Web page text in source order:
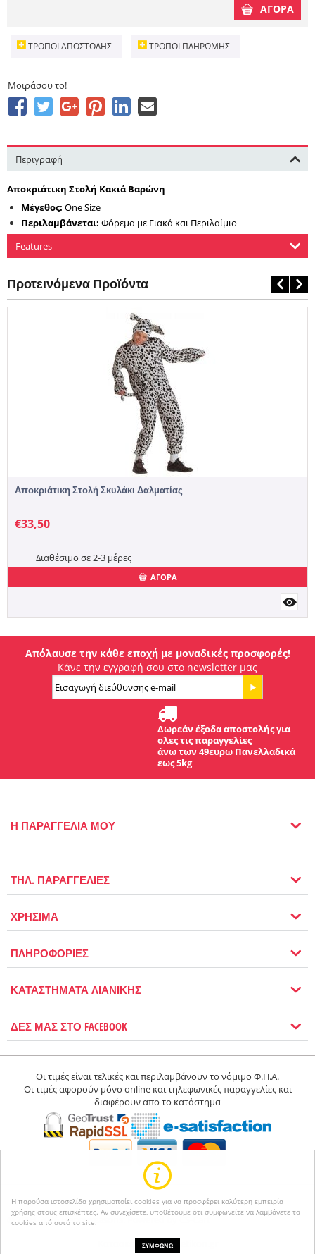
Η παρούσα ιστοσελίδα χρησιμοποίει cookies για να προσφέρει καλύτερη εμπειρία
χρήσης στους επισκέπτες. Αν συνεχίσετε, υποθέτουμε ότι συμφωνείτε να λαμβάνετε τα
cookies από αυτό το site.
ΣΥΜΦΩΝΩ
ΑΓΟΡΑ
ΤΡΌΠΟΙ ΑΠΟΣΤΟΛΉΣ ΤΡΌΠΟΙ ΠΛΗΡΩΜΉΣ
Μοιράσου το!
Περιγραφή
Αποκριάτικη Στολή Κακιά Βαρώνη
Μέγεθος: One Size
Περιλαμβάνεται: Φόρεμα με Γιακά και Περιλαίμιο
Features
Προτεινόμενα Προϊόντα
Αποκριάτικη Στολή Σκυλάκι Δαλματίας
€33,50
Διαθέσιμο σε 2-3 μέρες
ΑΓΟΡΑ
Απόλαυσε την κάθε εποχή με μοναδικές προσφορές!
Κάνε την εγγραφή σου στο newsletter μας
Δωρεάν έξοδα αποστολής για
ολες τις παραγγελίες
άνω των 49ευρω Πανελλαδικά
εως 5kg
Η ΠΑΡΑΓΓΕΛΙΑ ΜΟΥ
ΤΗΛ. ΠΑΡΑΓΓΕΛΙΕΣ
ΧΡΗΣΙΜΑ
ΠΛΗΡΟΦΟΡΙΕΣ
ΚΑΤΑΣΤΗΜΑΤΑ ΛΙΑΝΙΚΗΣ
ΔΕΣ ΜΑΣ ΣΤΟ FACEBOOK
Οι τιμές είναι τελικές και περιλαμβάνουν το νόμιμο Φ.Π.Α.
Οι τιμές αφορούν μόνο online και τηλεφωνικές παραγγελίες και
διαφέρουν απο το κατάστημα
© 2004-2026 Happyseasons.Powered by CS-Cart
Κατασκευή eshop netikon.gr